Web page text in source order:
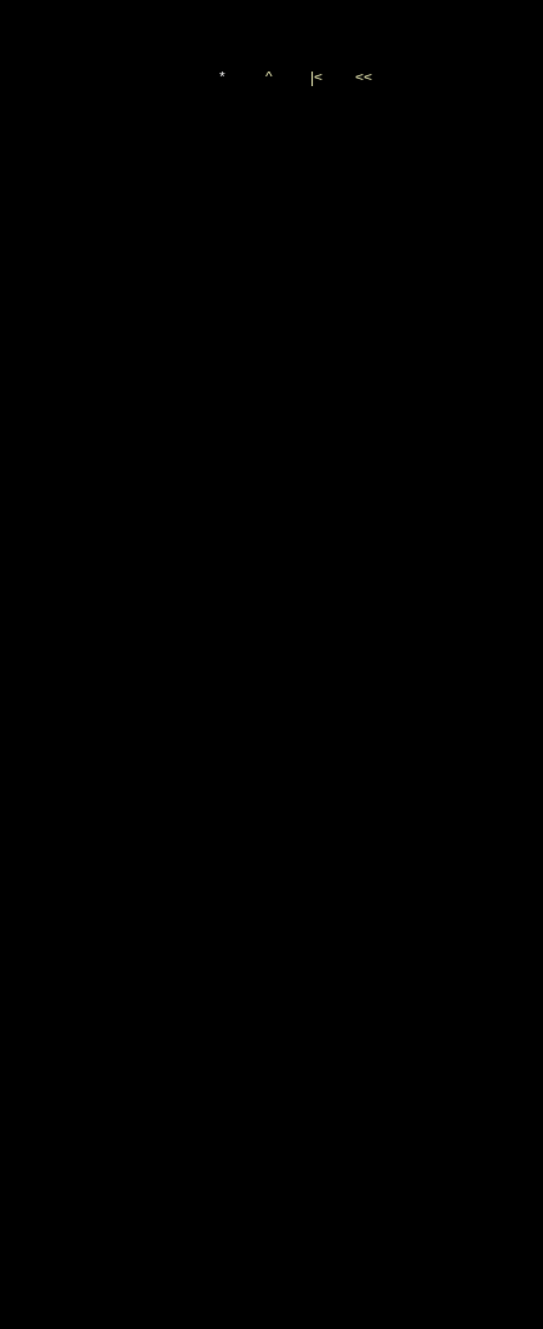
* ^ |< <<